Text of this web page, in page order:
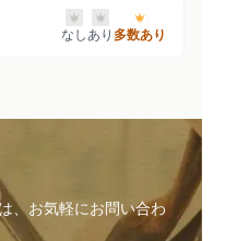
なし あり 多数あり
、お気軽にお問い合わ